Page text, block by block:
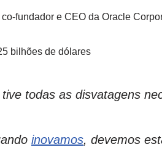
co-fundador e CEO da Oracle
bilhões de dólares
tive todas as disvatagens
inovamos, devemos